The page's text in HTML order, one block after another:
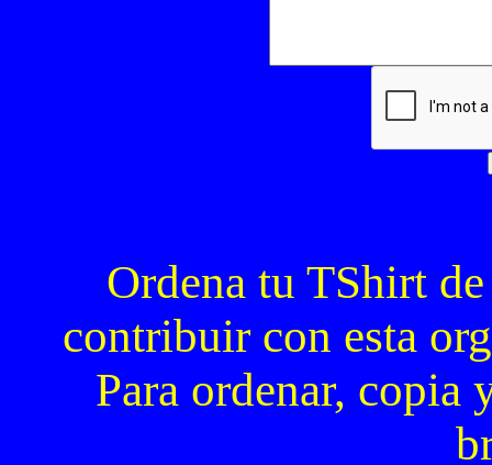
Ordena tu TShirt
contribuir con esta
Para ordenar, copia